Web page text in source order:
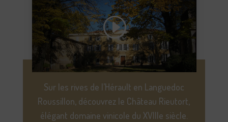
Sur les rives de l’Hérault en Languedoc
Roussillon, découvrez le Château Rieutort,
élégant domaine vinicole du XVIIIe siècle.